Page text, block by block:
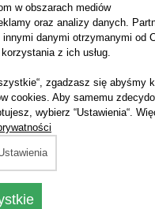
Zapytaj o ofertę:
+48 600 370 181,
lub skontaktuj
o dostępnych terminach
w obszarach mediów
oraz analizy danych.
danymi otrzymanymi od
z ich usług.
zgadzasz się abyśmy
cookies. Aby samemu
wybierz “Ustawienia“.